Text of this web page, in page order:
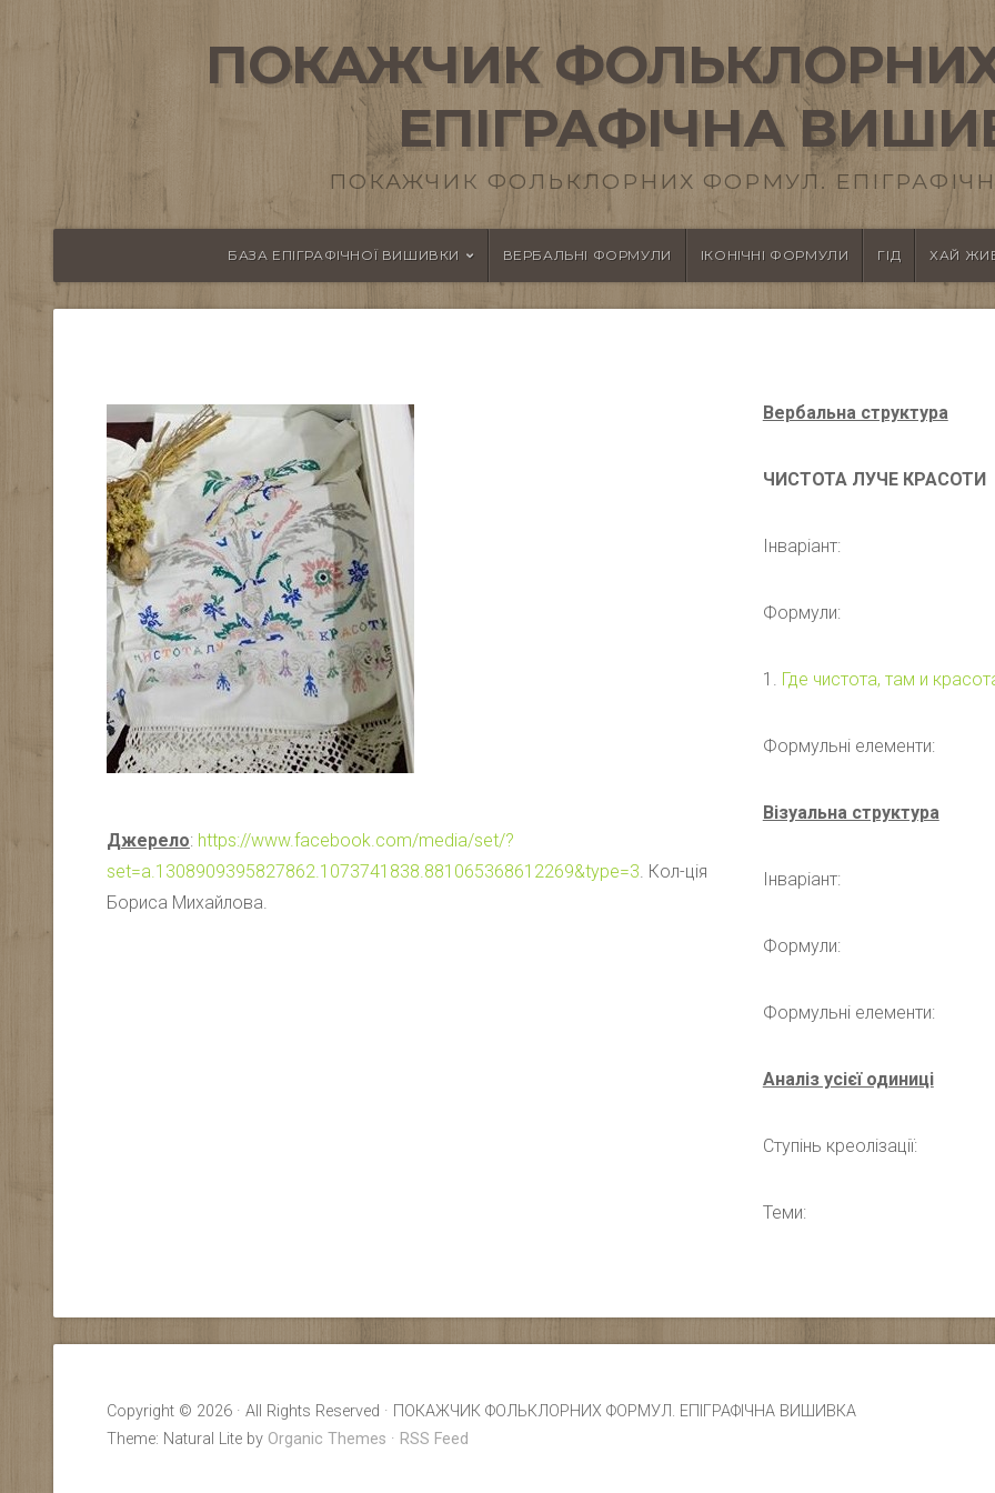
ПОКАЖЧИК
ЕПІГРАФІЧНА
ПОКАЖЧИК ФОЛЬКЛОРНИХ ФОРМУЛ.
БАЗА ЕПІГРАФІЧНОЇ ВИШИВКИ ВЕРБАЛЬНІ ФОРМУЛИ ІКОНІЧНІ ФОРМУЛИ ГІД ХАЙ
Джерело: https://www.facebook.com/media/set/?
set=a.1308909395827862.1073741838.881065368612269&type=3. Кол-ція
Бориса Михайлова.
Вербальна структура
ЧИСТОТА ЛУЧЕ КРАСОТИ
Інваріант:
Формули:
1. Где чистота, там и
Формульні елементи:
Візуальна структура
Інваріант:
Формули:
Формульні елементи:
Аналіз усієї одиниці
Ступінь креолізації:
Теми:
Copyright © 2026 · All Rights Reserved · ПОКАЖЧИК ФОЛЬКЛОРНИХ ФОРМУЛ. ЕПІГРАФІЧНА ВИШИВКА
Theme: Natural Lite by Organic Themes · RSS Feed